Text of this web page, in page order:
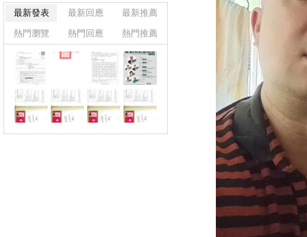
最新發表 最新回應
最新推薦
熱門瀏覽
熱門回應 熱門推薦